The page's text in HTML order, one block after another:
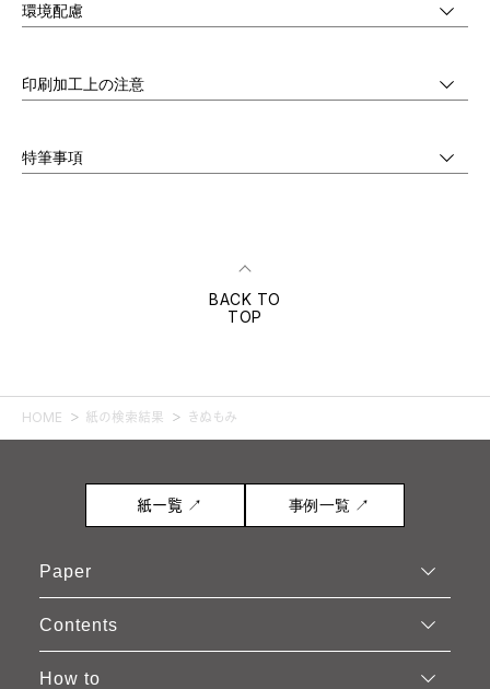
環境配慮
印刷加工上の注意
特筆事項
BACK TO
TOP
HOME 紙の検索結果 きぬもみ
紙一覧 ↗ 事例一覧 ↗
Paper
Contents
How to